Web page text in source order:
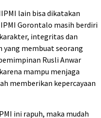
lain bisa dikatakan
Gorontalo masih berdiri
integritas dan
membuat seorang
Rusli Anwar
mampu menjaga
memberikan kepercayaan
ini rapuh, maka mudah